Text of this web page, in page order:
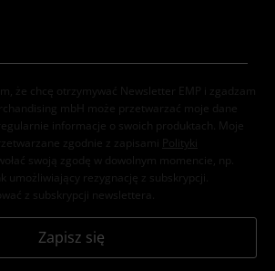
że chcę otrzymywać Newsletter EMP i zgadzam
mbH może przetwarzać moje dane
regularnie informacje o swoich produktach. Moje
zgodnie z zapisami
Polityki
swoją zgodę w dowolnym momencie, np.
umożliwiający rezygnację z subskrypcji.
z subskrypcji newslettera.
Zapisz się